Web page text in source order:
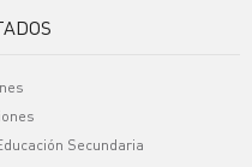
Secundaria